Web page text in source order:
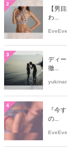
2
【男
わ...
EveEve
3
ディ
徹...
4
『今
の...
EveEve